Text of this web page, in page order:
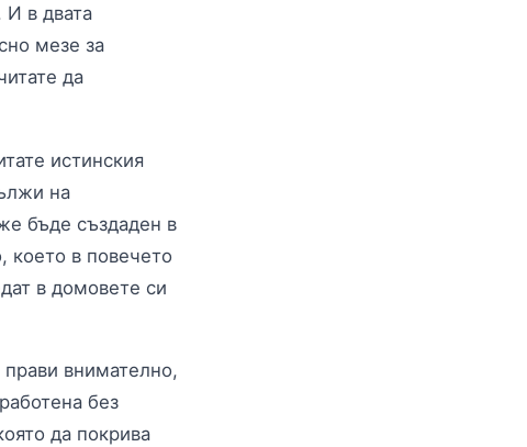
И в двата
мезе за
да
истинския
на
бъде създаден в
което в повечето
в домовете си
прави внимателно,
без
да покрива